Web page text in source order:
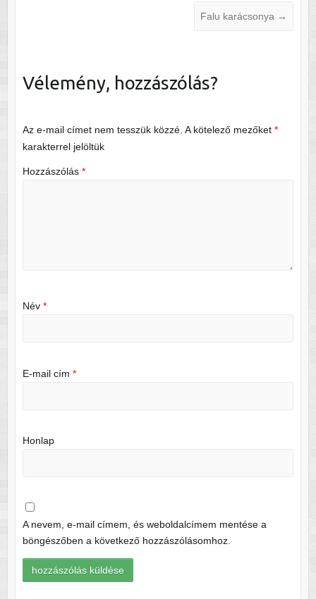
Falu karácsonya →
Vélemény, hozzászólás?
Az e-mail címet nem tesszük közzé. A kötelező mezőket *
karakterrel jelöltük
Hozzászólás *
Név *
E-mail cím *
Honlap
A nevem, e-mail címem, és weboldalcímem mentése a
böngészőben a következő hozzászólásomhoz.